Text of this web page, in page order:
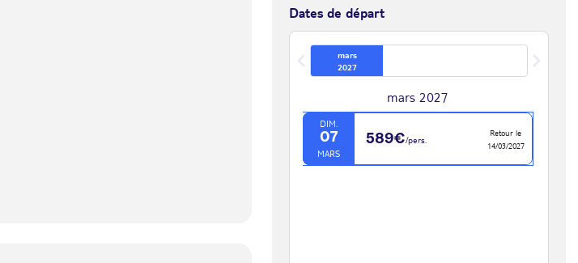
Dates de départ
mars
2027
mars 2027
DIM.
07
MARS
589€/pers.
Retour le
14/03/2027